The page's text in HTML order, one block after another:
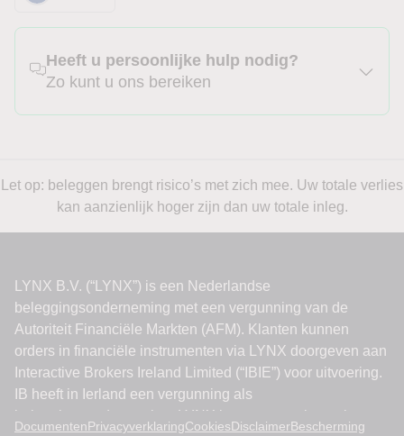
Heeft u persoonlijke hulp nodig?
Zo kunt u ons bereiken
Let op: beleggen brengt risico’s met zich mee. Uw totale verlies
kan aanzienlijk hoger zijn dan uw totale inleg.
DocumentenPrivacyverklaringCookiesDisclaimerBescherming